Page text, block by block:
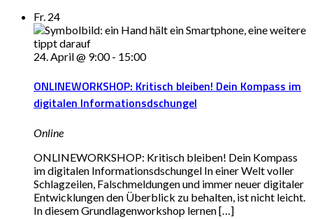
Fr. 24
24. April @ 9:00- 15:00
ONLINEWORKSHOP: Kritisch bleiben! Dein Kompass im
digitalen Informationsdschungel
Online
ONLINEWORKSHOP: Kritisch bleiben! Dein Kompass
im digitalen Informationsdschungel In einer Welt voller
Schlagzeilen, Falschmeldungen und immer neuer digitaler
Entwicklungen den Überblick zu behalten, ist nicht leicht.
In diesem Grundlagenworkshop lernen […]